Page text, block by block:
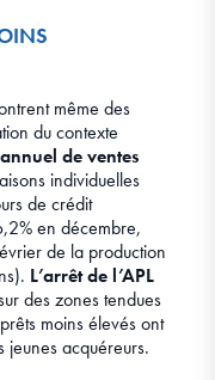
même des
du contexte
de ventes
individuelles
de crédit
en décembre,
de la production
L’arrêt de l’APL
des zones tendues
moins élevés ont
jeunes acquéreurs.